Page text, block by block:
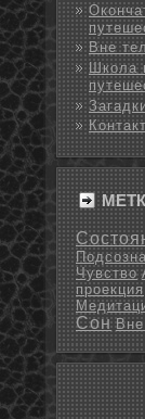
Вне
Школа
Чувство
проекция
Сон